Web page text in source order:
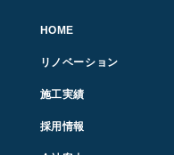
HOME
リノベーション
施工実績
採用情報